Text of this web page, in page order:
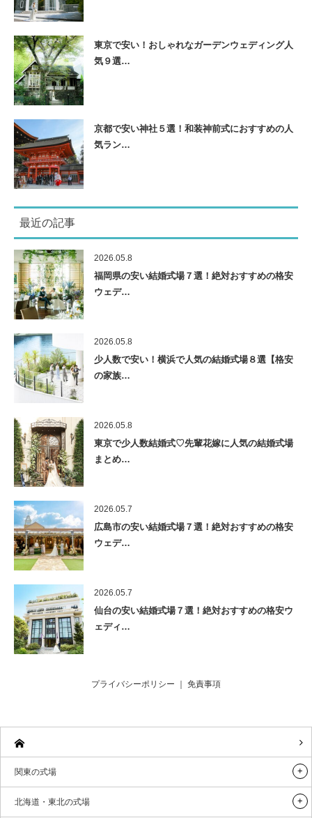
東京で安い！おしゃれなガーデンウェディング人
気９選…
京都で安い神社５選！和装神前式におすすめの人
気ラン…
最近の記事
2026.05.8
福岡県の安い結婚式場７選！絶対おすすめの格安
ウェデ…
2026.05.8
少人数で安い！横浜で人気の結婚式場８選【格安
の家族…
2026.05.8
東京で少人数結婚式♡先輩花嫁に人気の結婚式場
まとめ…
2026.05.7
広島市の安い結婚式場７選！絶対おすすめの格安
ウェデ…
2026.05.7
仙台の安い結婚式場７選！絶対おすすめの格安ウ
ェディ…
プライバシーポリシー 免責事項
関東の式場
北海道・東北の式場